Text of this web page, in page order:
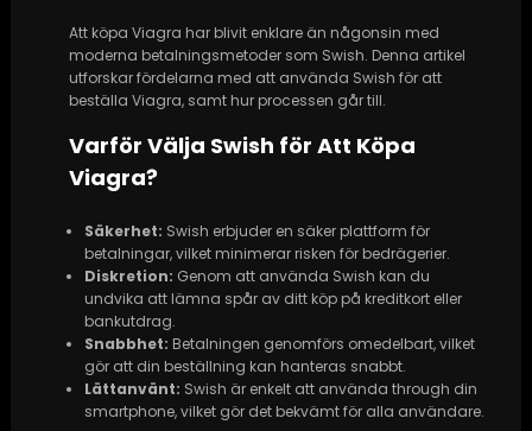
Att köpa Viagra har blivit enklare än någonsin med
moderna betalningsmetoder som Swish. Denna artikel
utforskar fördelarna med att använda Swish för att
beställa Viagra, samt hur processen går till.
Varför Välja Swish för Att Köpa
Viagra?
Säkerhet: Swish erbjuder en säker plattform för
betalningar, vilket minimerar risken för bedrägerier.
Diskretion: Genom att använda Swish kan du
undvika att lämna spår av ditt köp på kreditkort eller
bankutdrag.
Snabbhet: Betalningen genomförs omedelbart, vilket
gör att din beställning kan hanteras snabbt.
Lättanvänt: Swish är enkelt att använda through din
smartphone, vilket gör det bekvämt för alla användare.